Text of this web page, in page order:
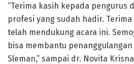
“Terima kasih kepada pengurus
profesi yang sudah hadir.
telah mendukung acara ini.
bisa membantu penanggulangan
Sleman,” sampai dr. Novita